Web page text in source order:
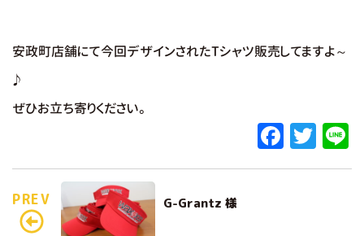
安政町店舗にて今回デザインされたTシャツ販売してますよ～
♪
ぜひお立ち寄りください。
F
a
T
w n
PREV G-Grantz 様